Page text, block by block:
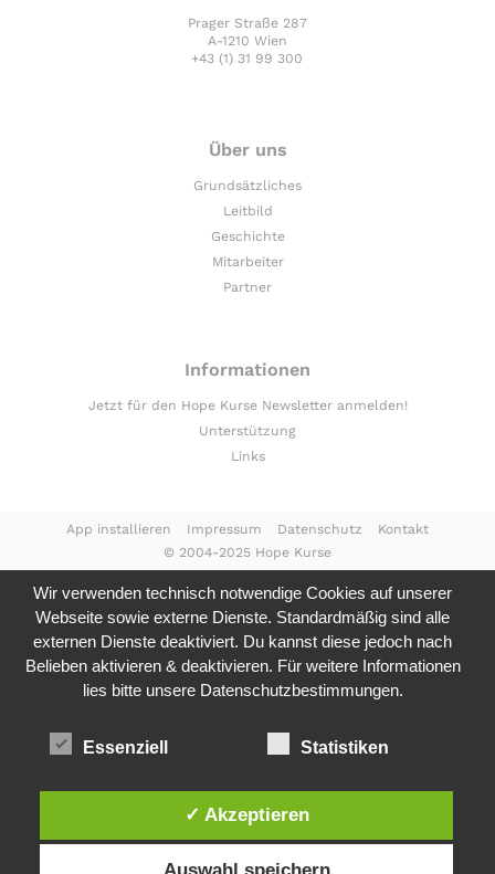
Prager Straße 287
A-1210 Wien
+43 (1) 31 99 300
Über uns
Grundsätzliches
Leitbild
Geschichte
Mitarbeiter
Partner
Informationen
Jetzt für den Hope Kurse Newsletter anmelden!
Unterstützung
Links
© 2004-2025 Hope Kurse
App installieren Impressum Datenschutz Kontakt
Wir verwenden technisch notwendige Cookies auf unserer
Webseite sowie externe Dienste. Standardmäßig sind alle
externen Dienste deaktiviert. Du kannst diese jedoch nach
Belieben aktivieren & deaktivieren. Für weitere Informationen
lies bitte unsere Datenschutzbestimmungen.
Essenziell Statistiken
✓ Akzeptieren
Auswahl speichern